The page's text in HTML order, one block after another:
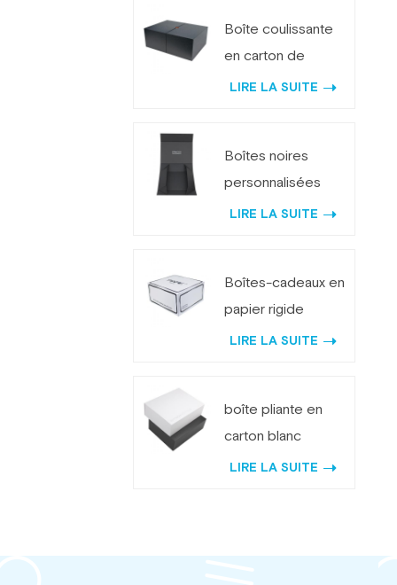
Boîte coulissante
en carton de
papier texturé
parfum
LIRE LA SUITE
Boîtes noires
personnalisées
LOGO blanches
magnétiques
LIRE LA SUITE
Boîtes-cadeaux en
papier rigide
pliable blanc avec
LIRE LA SUITE
boîte pliante en
carton blanc
personnalisée
LIRE LA SUITE